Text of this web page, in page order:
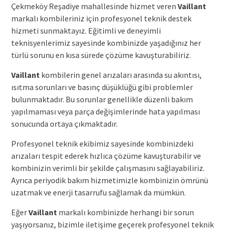
Çekmeköy Reşadiye mahallesinde hizmet veren Vaillant
markalı kombileriniz için profesyonel teknik destek
hizmeti sunmaktayız. Eğitimli ve deneyimli
teknisyenlerimiz sayesinde kombinizde yaşadığınız her
türlü sorunu en kısa sürede çözüme kavuşturabiliriz.
Vaillant kombilerin genel arızaları arasında su akıntısı,
ısıtma sorunları ve basınç düşüklüğü gibi problemler
bulunmaktadır. Bu sorunlar genellikle düzenli bakım
yapılmaması veya parça değişimlerinde hata yapılması
sonucunda ortaya çıkmaktadır.
Profesyonel teknik ekibimiz sayesinde kombinizdeki
arızaları tespit ederek hızlıca çözüme kavuşturabilir ve
kombinizin verimli bir şekilde çalışmasını sağlayabiliriz.
Ayrıca periyodik bakım hizmetimizle kombinizin ömrünü
uzatmak ve enerji tasarrufu sağlamak da mümkün.
EğerVaillant markalı kombinizde herhangi bir sorun
yaşıyorsanız, bizimle iletişime geçerek profesyonel teknik